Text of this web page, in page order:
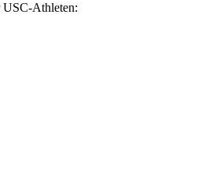
USC-Athleten: